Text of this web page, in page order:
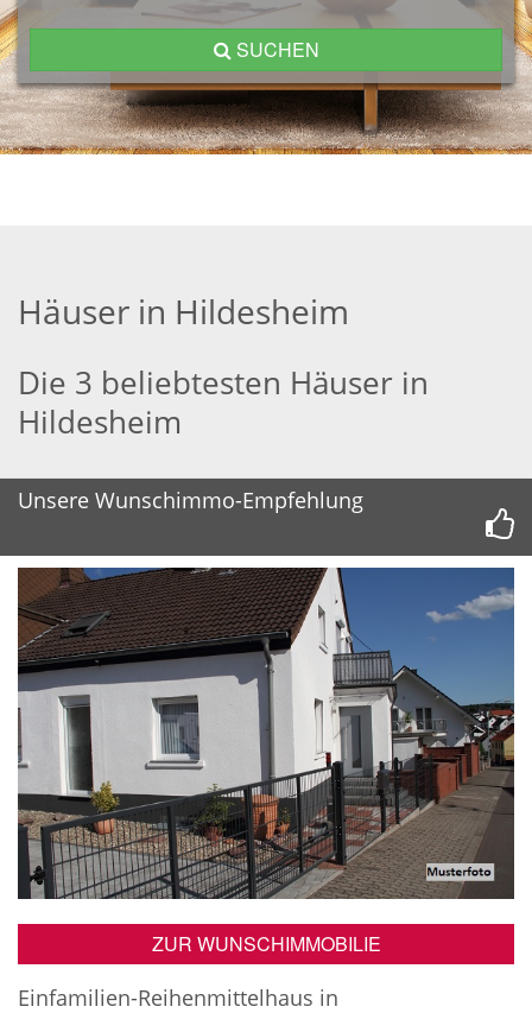
SUCHEN
Häuser in Hildesheim
Die 3 beliebtesten Häuser in
Hildesheim
Unsere Wunschimmo-Empfehlung
ZUR WUNSCHIMMOBILIE
Einfamilien-Reihenmittelhaus in